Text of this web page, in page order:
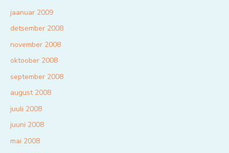
jaanuar 2009
detsember 2008
november 2008
oktoober 2008
september 2008
august 2008
juuli 2008
juuni 2008
mai 2008